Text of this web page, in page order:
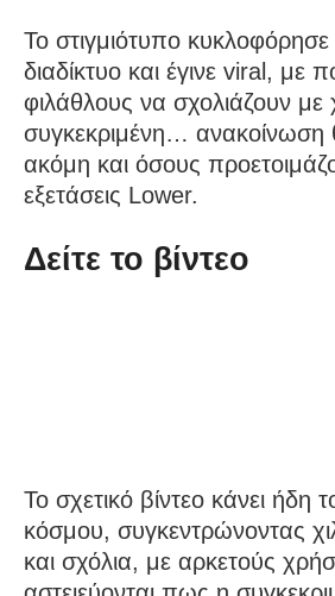
Το στιγμιότυπο
διαδίκτυο και έγινε viral, με
φιλάθλους να σχολιάζουν με
συγκεκριμένη… ανακοίνωση
ακόμη και όσους
εξετάσεις Lower.
Δείτε το βίντεο
Το σχετικό βίντεο κάνει ήδη
κόσμου, συγκεντρώνοντας
και σχόλια, με αρκετούς